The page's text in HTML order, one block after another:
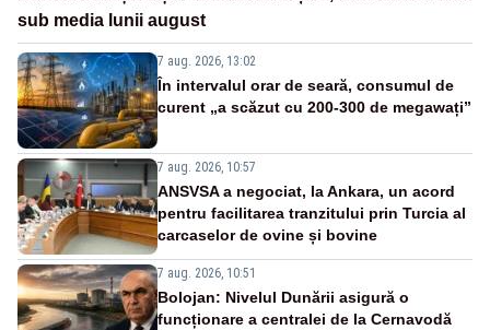
sub media lunii august
7 aug. 2026, 13:02
În intervalul orar de seară, consumul de
curent „a scăzut cu 200-300 de megawați”
7 aug. 2026, 10:57
ANSVSA a negociat, la Ankara, un acord
pentru facilitarea tranzitului prin Turcia al
carcaselor de ovine și bovine
7 aug. 2026, 10:51
Bolojan: Nivelul Dunării asigură o
funcționare a centralei de la Cernavodă